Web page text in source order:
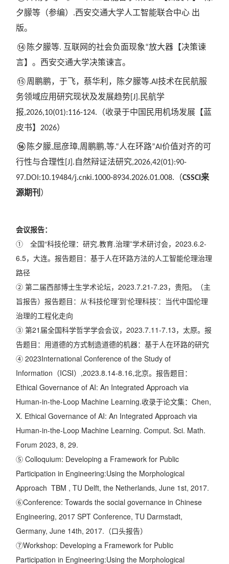
夕朦等（参编） .西安交通大学人工智能联合中心 出
版。
⑭ 陈夕朦等. 互联网的社会负面现象“放大器【决策谏
言】。西安交通大学决策谏言。
⑮周鹏鹏，于飞，蔡华利，陈夕朦等.AI技术在民航服
务领域应用研究现状及发展趋势 [J]. 民航学
报,2026,10(01):116-124.（收录于中国民用机场发展【蓝
皮书】2026）
⑯ 陈夕朦,屈彦璋,周鹏鹏,等.“人在环路”AI价值对齐的可
行性与合理性 [J].自然辩证法研究,2026,42(01):90-
97.DOI:10.19484/j.cnki.1000-8934.2026.01.008.
（CSSCI来
源期刊 ）
会议报告：
① 全国“科技伦理：研究.教育.治理”学术研讨会，2023.6.2-
6.5，大连。报告题目：基于人在环路方法的人工智能伦理治理
路径
② 第二届西部博士生学术论坛，2023.7.21-7.23，贵阳。（主
旨报告）报告题目：从‘科技伦理’到‘伦理科技’：当代中国伦理
治理的工程化走向
③ 第21届全国科学哲学学会会议，2023.7.11-7.13，太原。报
告题目：用道德的方式制造道德的机器：基于人在环路的研究
④ 2023International Conference of the Study of
Information（ICSI）,2023.8.14-8.16,北京。报告题目：
Ethical Governance of AI: An Integrated Approach via
Human-in-the-Loop Machine Learning.收录于论文集：Chen,
X. Ethical Governance of AI: An Integrated Approach via
Human-in-the-Loop Machine Learning. Comput. Sci. Math.
Forum 2023, 8, 29.
⑤ Colloquium: Developing a Framework for Public
Participation in Engineering:Using the Morphological
Approach TBM , TU Delft, the Netherlands, June 1st, 2017.
⑥Conference: Towards the social governance in Chinese
Engineering, 2017 SPT Conference, TU Darmstadt,
Germany, June 14th, 2017.（口头报告）
⑦Workshop: Developing a Framework for Public
Participation in Engineering:Using the Morphological